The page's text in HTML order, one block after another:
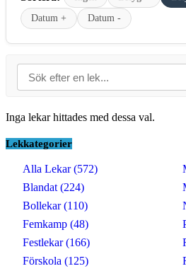
Datum +
Datum -
Inga lekar hittades med dessa val.
Lekkategorier
Alla Lekar (572)
Blandat (224)
Bollekar (110)
Femkamp (48)
Festlekar (166)
Förskola (125)